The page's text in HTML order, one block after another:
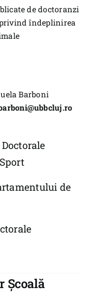
de doctoranzi
îndeplinirea
Barboni
de
Școală